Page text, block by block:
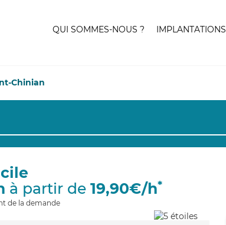
QUI SOMMES-NOUS ? IMPLANTATIONS
Chinian
à partir de 19,90€/h*
de la demande